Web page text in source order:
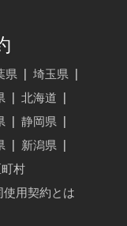
県 埼玉県
北海道
静岡県
新潟県
村
使用契約とは